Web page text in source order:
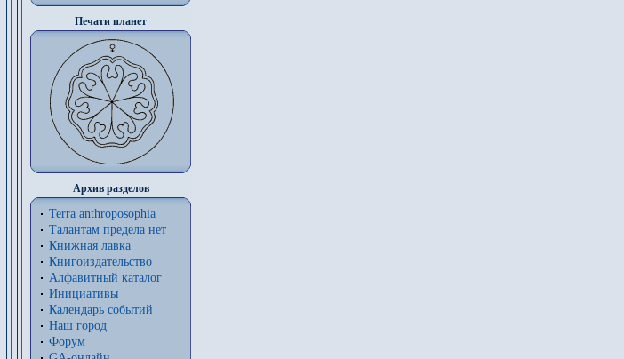
Печати планет
Архив разделов
Terra anthroposophia
Талантам предела нет
Книжная лавка
Книгоиздательство
Алфавитный каталог
Инициативы
Календарь событий
Наш город
Форум